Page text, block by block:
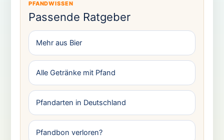
PFANDWISSEN
Passende Ratgeber
Mehr aus Bier
Alle Getränke mit Pfand
Pfandarten in Deutschland
Pfandbon verloren?